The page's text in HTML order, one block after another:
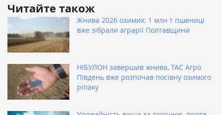
Читайте також
Жнива 2026 озимих: 1 млн т пшениці
вже зібрали аграрії Полтавщини
НІБУЛОН завершив жнива, ТАС Агро
Південь вже розпочав посівну озимого
ріпаку